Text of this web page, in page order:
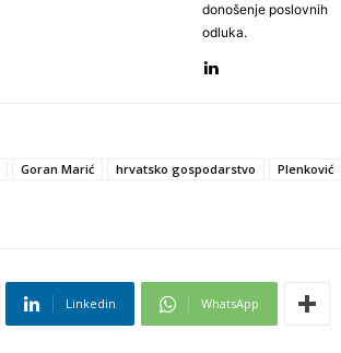
donošenje poslovnih
odluka.
Goran Marić hrvatsko gospodarstvo
Plenković
Linkedin WhatsApp